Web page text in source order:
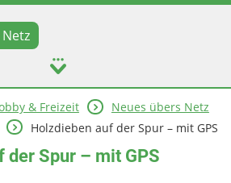
Mitmachen
& Freizeit
Neues übers Netz
Holzdieben auf der Spur – mit GPS
der Spur – mit GPS